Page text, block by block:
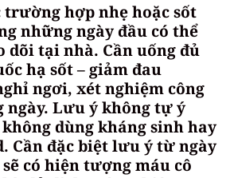
trường hợp nhẹ hoặc sốt
những ngày đầu có thể
dõi tại nhà. Cần uống đủ
hạ sốt – giảm đau
ngơi, xét nghiệm công
ngày. Lưu ý không tự ý
dùng kháng sinh hay
Cần đặc biệt lưu ý từ ngày
có hiện tượng máu cô